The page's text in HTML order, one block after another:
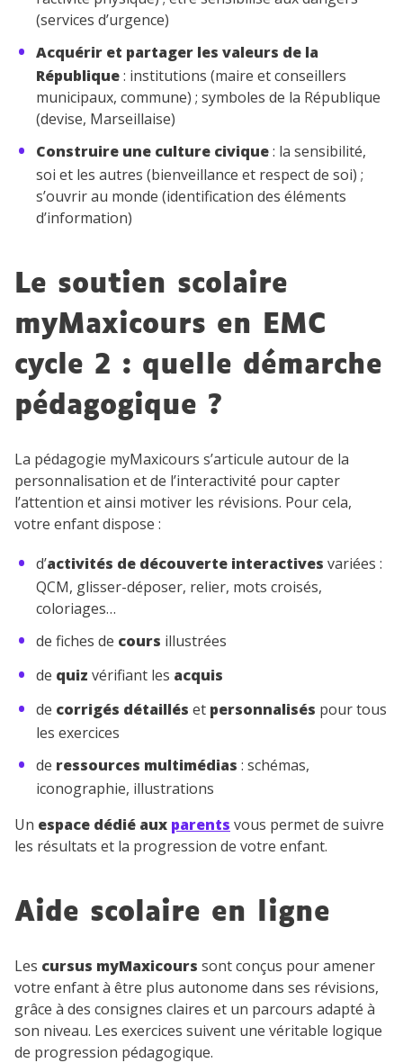
(services d’urgence)
Acquérir et partager les valeurs de la
République: institutions (maire et conseillers
municipaux, commune) ; symboles de la République
(devise, Marseillaise)
Construire une culture civique: la sensibilité,
soi et les autres (bienveillance et respect de soi) ;
s’ouvrir au monde (identification des éléments
d’information)
Le soutien scolaire
myMaxicours en EMC
cycle 2 : quelle démarche
pédagogique ?
La pédagogie myMaxicours s’articule autour de la
personnalisation et de l’interactivité pour capter
l’attention et ainsi motiver les révisions. Pour cela,
votre enfant dispose :
d’activités de découverte interactives variées :
QCM, glisser-déposer, relier, mots croisés,
coloriages…
de fiches de cours illustrées
de quiz vérifiant les acquis
de corrigés détaillés et personnalisés pour tous
les exercices
de ressources multimédias : schémas,
iconographie, illustrations
Un espace dédié aux parents vous permet de suivre
les résultats et la progression de votre enfant.
Aide scolaire en ligne
Les cursus myMaxicours sont conçus pour amener
votre enfant à être plus autonome dans ses révisions,
grâce à des consignes claires et un parcours adapté à
son niveau. Les exercices suivent une véritable logique
de progression pédagogique.